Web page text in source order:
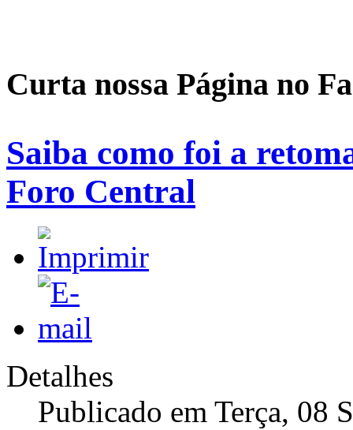
Curta nossa Página no
Saiba como foi a
Foro Central
Detalhes
Publicado em Terça, 08